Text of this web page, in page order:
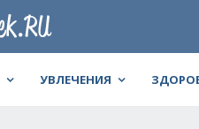
УВЛЕЧЕНИЯ